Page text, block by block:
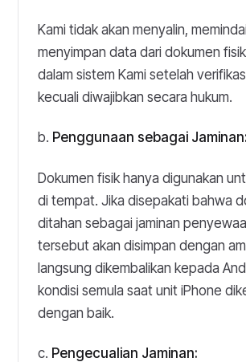
Kami tidak akan menyalin,
menyimpan data dari dokumen
dalam sistem Kami setelah
kecuali diwajibkan secara hukum.
b. Penggunaan sebagai Jaminan:
Dokumen fisik hanya digunakan
di tempat. Jika disepakati bahwa
ditahan sebagai jaminan
tersebut akan disimpan dengan
langsung dikembalikan kepada
kondisi semula saat unit iPhone
dengan baik.
c. Pengecualian Jaminan: